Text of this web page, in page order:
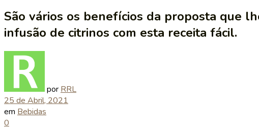
São vários os benefícios da proposta que
infusão de citrinos com esta receita fácil.
por RRL
25 de Abril, 2021
em Bebidas
0